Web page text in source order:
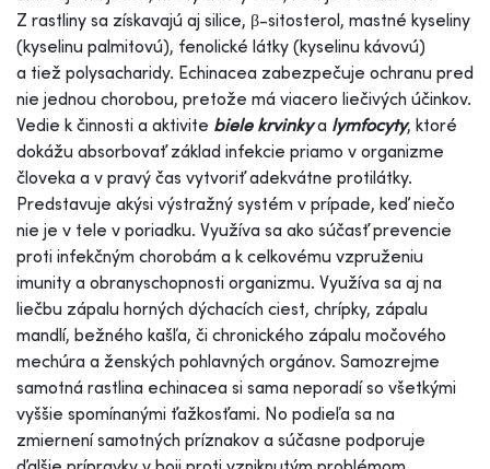
Z rastliny sa získavajú aj silice, β-sitosterol, mastné kyseliny
(kyselinu palmitovú), fenolické látky (kyselinu kávovú)
a tiež polysacharidy. Echinacea zabezpečuje ochranu pred
nie jednou chorobou, pretože má viacero liečivých účinkov.
Vedie k činnosti a aktivite biele krvinkya lymfocyty, ktoré
dokážu absorbovať základ infekcie priamo v organizme
človeka a v pravý čas vytvoriť adekvátne protilátky.
Predstavuje akýsi výstražný systém v prípade, keď niečo
nie je v tele v poriadku. Využíva sa ako súčasť prevencie
proti infekčným chorobám a k celkovému vzpruženiu
imunity a obranyschopnosti organizmu. Využíva sa aj na
liečbu zápalu horných dýchacích ciest, chrípky, zápalu
mandlí, bežného kašľa, či chronického zápalu močového
mechúra a ženských pohlavných orgánov. Samozrejme
samotná rastlina echinacea si sama neporadí so všetkými
vyššie spomínanými ťažkosťami. No podieľa sa na
zmiernení samotných príznakov a súčasne podporuje